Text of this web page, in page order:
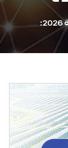
دراسة جدوى مشروع الطاقة الشمسية 2026: